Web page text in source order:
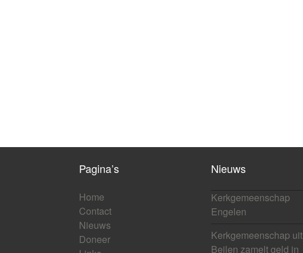
Pagina’s
Home
Contact
Nieuws
Doneer
Nieuws
Kerkgemeenschap
Engelen
Kerkgemeenschap uit
Beilen zamelt geld in